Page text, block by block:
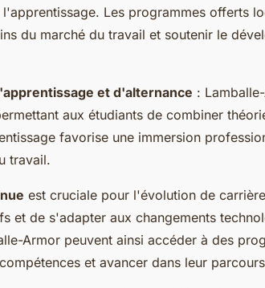
l'apprentissage. Les programmes offerts
du marché du travail et soutenir le
et d'alternance :
aux étudiants de combiner
favorise une immersion
travail.
est cruciale pour l'évolution de
et de s'adapter aux changements
Armor peuvent ainsi accéder à des
et avancer dans leur